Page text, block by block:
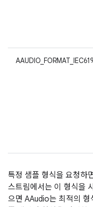
특정 샘플 형식을 요청하
스트림에서는 이 형식을
으면 AAudio는 최적의 형